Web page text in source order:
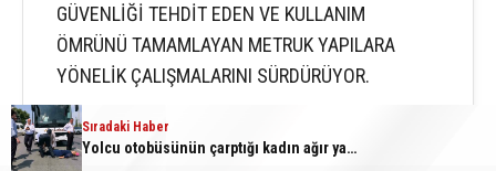
GÜVENLİĞİ TEHDİT EDEN VE KULLANIM
ÖMRÜNÜ TAMAMLAYAN METRUK YAPILARA
YÖNELİK ÇALIŞMALARINI SÜRDÜRÜYOR.
Sıradaki Haber
Yolcu otobüsünün çarptığı kadın ağır yaralandı